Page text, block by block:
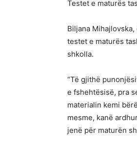
Testet e maturës
Biljana
testet e maturës
shkolla.
“Të gjithë
e fshehtësisë, pra
materialin kemi
mesme, kanë
jenë për maturën